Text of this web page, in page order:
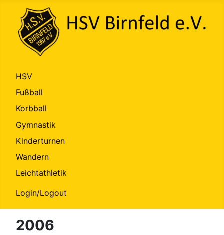
HSV
Fußball
Korbball
Gymnastik
Kinderturnen
Wandern
Leichtathletik
Login/Logout
2006